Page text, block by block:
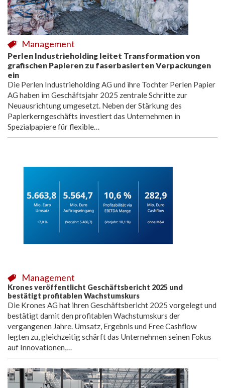
Perlen Industrieholding leitet Transformation von
grafischen Papieren zu faserbasierten Verpackungen
ein
Management
Die Perlen Industrieholding AG und ihre Tochter Perlen Papier
AG haben im Geschäftsjahr 2025 zentrale Schritte zur
Neuausrichtung umgesetzt. Neben der Stärkung des
Papierkerngeschäfts investiert das Unternehmen in
Spezialpapiere für flexible…
Krones veröffentlicht Geschäftsbericht 2025 und
bestätigt profitablen Wachstumskurs
Management
Die Krones AG hat ihren Geschäftsbericht 2025 vorgelegt und
bestätigt damit den profitablen Wachstumskurs der
vergangenen Jahre. Umsatz, Ergebnis und Free Cashflow
legten zu, gleichzeitig schärft das Unternehmen seinen Fokus
auf Innovationen,…